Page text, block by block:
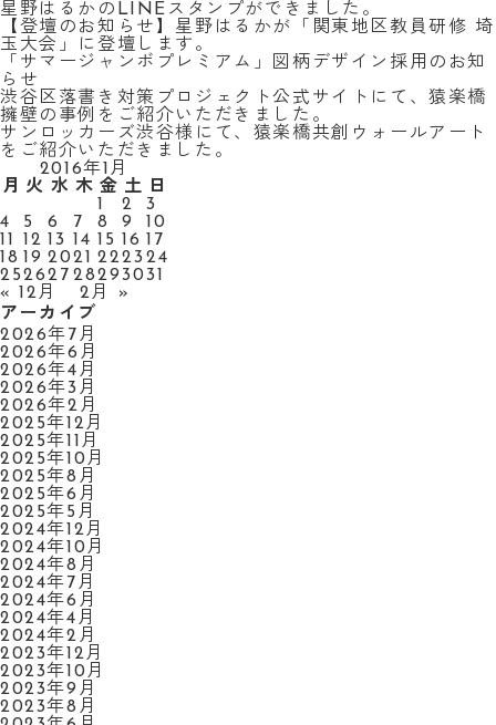
星野はるかのLINEスタンプができました。
【登壇のお知らせ】星野はるかが「関東地区教員研修 埼
玉大会」に登壇します。
「サマージャンボプレミアム」図柄デザイン採用のお知
らせ
渋谷区落書き対策プロジェクト公式サイトにて、猿楽橋
擁壁の事例をご紹介いただきました。
サンロッカーズ渋谷様にて、猿楽橋共創ウォールアート
をご紹介いただきました。
2016年1月
月
火 水 木 金 土
日
1
2
3
4
5 6 7 8 9
10
11
12 13 14 15 16 17
18 19 2021 222324
252627 28293031
« 12月
2月 »
アーカイブ
2026年7月
2026年6月
2026年4月
2026年3月
2026年2月
2025年12月
2025年11月
2025年10月
2025年8月
2025年6月
2025年5月
2024年12月
2024年10月
2024年8月
2024年7月
2024年6月
2024年4月
2024年2月
2023年12月
2023年10月
2023年9月
2023年8月